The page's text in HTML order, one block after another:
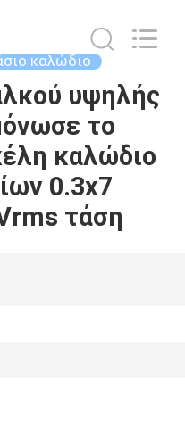
καλώδιο
υψηλής
το
καλώδιο
0.3x7
τάση